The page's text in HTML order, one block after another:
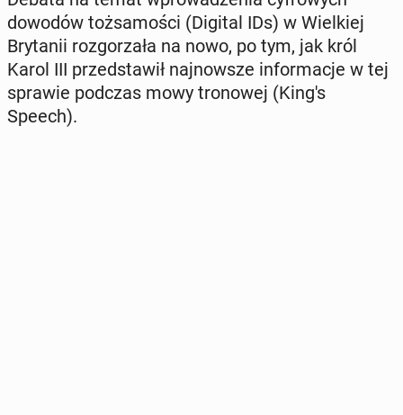
dowodów toż­sa­mo­ści (Digital IDs) w Wiel­kiej
Bry­ta­nii roz­go­rza­ła na nowo, po tym, jak król
Karol III przed­sta­wił naj­now­sze in­for­ma­cje w tej
sprawie podczas mowy tro­no­wej (King's
Speech).